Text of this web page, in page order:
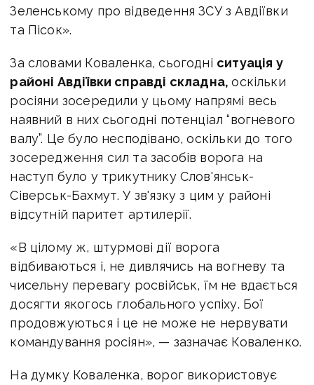
Зеленському про відведення ЗСУ з Авдіївки
та Пісок».
За словами Коваленка, сьогодні ситуація у
районі Авдіївки справді складна,оскільки
росіяни зосередили у цьому напрямі весь
наявний в них сьогодні потенціал “вогневого
валу”. Це було несподівано, оскільки до того
зосередження сил та засобів ворога на
наступ було у трикутнику Слов'янськ-
Сіверськ-Бахмут. У зв'язку з цим у районі
відсутній паритет артилерії.
«В цілому ж, штурмові дії ворога
відбиваються і, не дивлячись на вогневу та
чисельну перевагу росвійськ, їм не вдається
досягти якогось глобального успіху. Бої
продовжуються і це не може не нервувати
командування росіян», — зазначає Коваленко.
На думку Коваленка, ворог використовує